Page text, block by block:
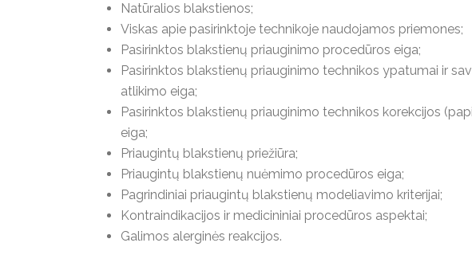
Natūralios blakstienos;
Viskas apie pasirinktoje technikoje naudojamos priemones;
Pasirinktos blakstienų priauginimo procedūros eiga;
Pasirinktos blakstienų priauginimo technikos ypatumai ir
atlikimo eiga;
Pasirinktos blakstienų priauginimo technikos korekcijos
eiga;
Priaugintų blakstienų priežiūra;
Priaugintų blakstienų nuėmimo procedūros eiga;
Pagrindiniai priaugintų blakstienų modeliavimo kriterijai;
Kontraindikacijos ir medicininiai procedūros aspektai;
Galimos alerginės reakcijos.